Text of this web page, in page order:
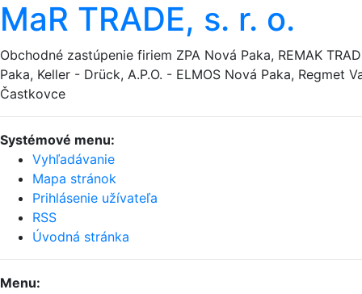
MaR TRADE, s. r. o.
Obchodné zastúpenie firiem ZPA Nová Paka, REMAK
Paka, Keller - Drück, A.P.O. - ELMOS Nová Paka, Regmet
Častkovce
Systémové menu:
Vyhľadávanie
Mapa stránok
Prihlásenie užívateľa
RSS
Úvodná stránka
Menu: